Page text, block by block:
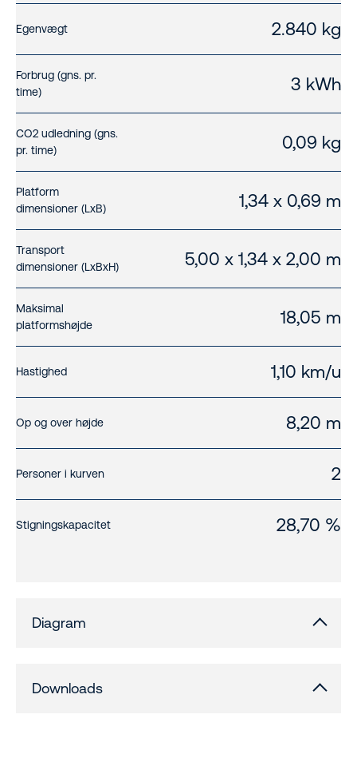
Egenvægt 2.840 kg
Forbrug (gns. pr.
time)
3 kWh
CO2 udledning (gns.
pr. time)
0,09 kg
Platform
dimensioner (LxB)
1,34 x 0,69 m
Transport
dimensioner (LxBxH)
5,00 x 1,34 x 2,00 m
Maksimal
platformshøjde
18,05 m
Hastighed 1,10 km/u
Op og over højde 8,20 m
Personer i kurven 2
Stigningskapacitet 28,70 %
Diagram
Downloads